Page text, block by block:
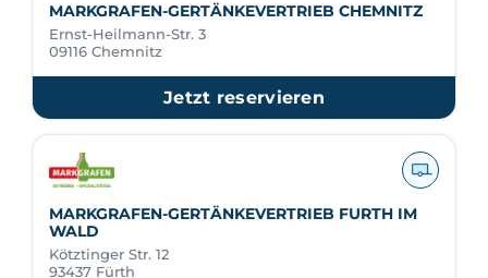
MARKGRAFEN-GERTÄNKEVERTRIEB CHEMNITZ
Ernst-Heilmann-Str. 3
09116 Chemnitz
Jetzt reservieren
MARKGRAFEN-GERTÄNKEVERTRIEB FURTH IM
WALD
Kötztinger Str. 12
93437 Fürth